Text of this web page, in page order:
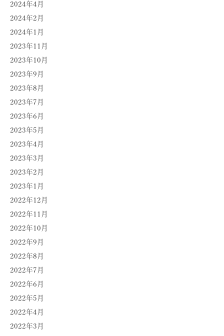
2024年4月
2024年2月
2024年1月
2023年11月
2023年10月
2023年9月
2023年8月
2023年7月
2023年6月
2023年5月
2023年4月
2023年3月
2023年2月
2023年1月
2022年12月
2022年11月
2022年10月
2022年9月
2022年8月
2022年7月
2022年6月
2022年5月
2022年4月
2022年3月